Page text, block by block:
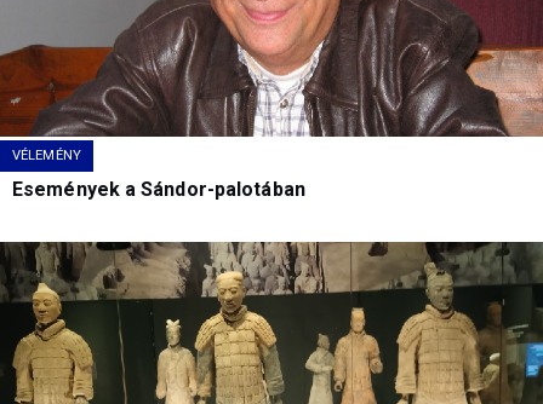
VÉLEMÉNY
Események a Sándor-palotában